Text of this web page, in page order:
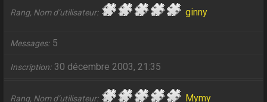
Rang, Nom d’utilisateur ginny
Messages 5
Inscription 30 décembre 2003, 21:35
Rang, Nom d’utilisateur Mymy